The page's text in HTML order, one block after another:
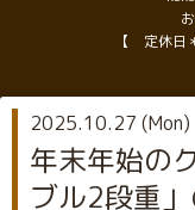
【 定休日
2025.10.27
年末年始の
ブル2段重